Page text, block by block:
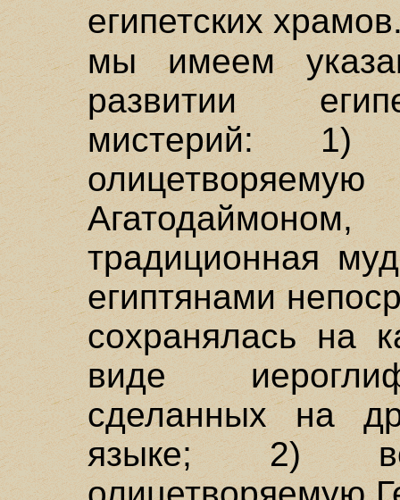
египетских
мы имеем
развитии
мистерий:
традиционная
египтянами
сохранялась на
виде
сделанных на
языке; 2)